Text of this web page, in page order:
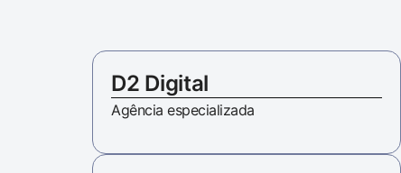
D2 Digital
Agência especializada